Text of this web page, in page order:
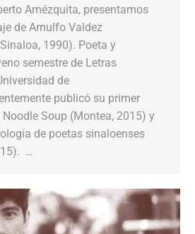
Amézquita, presentamos
de Arnulfo Valdez
1990). Poeta y
semestre de Letras
de
publicó su primer
Soup (Montea, 2015) y
de poetas sinaloenses
…